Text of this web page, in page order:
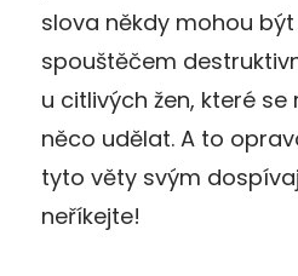
slova někdy mohou
spouštěčem
u citlivých žen, které
něco udělat. A to
tyto věty svým
neříkejte!